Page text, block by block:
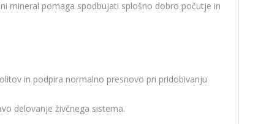
mineral pomaga spodbujati splošno dobro počutje in
in podpira normalno presnovo pri pridobivanju
delovanje živčnega sistema.